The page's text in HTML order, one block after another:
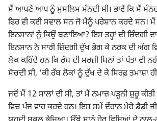
ਮੈਂ ਆਪਣੇ ਆਪ ਨੂੰ ਮੁਸਲਿਮ ਮੰਨਦੀ ਸੀ। ਭਾਵੇਂ ਕਿ ਮੈਂ
ਫਿਰ ਵੀ ਕਈ ਸਵਾਲ ਸਨ ਜੋ ਮੈਨੂੰ ਪਰੇਸ਼ਾਨ ਕਰਦੇ ਸਨ। ਮੈਂ
ਇਨਸਾਨਾਂ ਨੂੰ ਕਿਉਂ ਬਣਾਇਆ? ਇਸ ਤਰ੍ਹਾਂ ਦੀ ਜ਼ਿੰਦਗੀ
ਇਨਸਾਨ ਨੇ ਸਾਰੀ ਜ਼ਿੰਦਗੀ ਦੁੱਖ ਭੋਗ ਕੇ ਨਰਕ ਦੀ ਅੱਗ
ਲੋਕ ਕਹਿੰਦੇ ਹਨ ਕਿ ਰੱਬ ਦੀ ਮਰਜ਼ੀ ਬਿਨਾਂ ਤਾਂ ਪੱਤਾ ਵੀ
ਸੋਚਦੀ ਸੀ, ‘ਕੀ ਰੱਬ ਲੋਕਾਂ ਨੂੰ ਦੁੱਖ ਦੇ ਕੇ ਸਿਰਫ਼ ਤਮਾਸ਼ਾ
ਜਦੋਂ ਮੈਂ 12 ਸਾਲਾਂ ਦੀ ਸੀ, ਤਾਂ ਮੈਂ ਨਮਾਜ਼ ਪੜ੍ਹਨੀ ਸ਼ੁਰੂ
ਵਿਚ ਪੰਜ ਵਾਰ ਕਰਦੇ ਹਨ। ਇਸ ਸਮੇਂ ਦੌਰਾਨ ਮੇਰੇ ਡੈਡੀ